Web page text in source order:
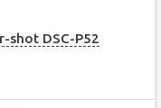
shot DSC-P52